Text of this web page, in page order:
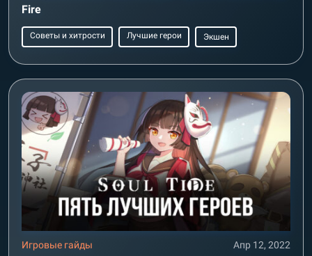
Fire
Советы и хитрости Лучшие герои Экшен
Игровые гайды Апр 12, 2022